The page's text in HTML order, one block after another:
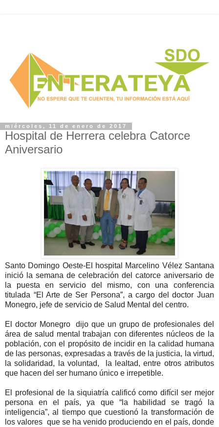
miércoles, 11 de enero de 2017
Hospital de Herrera celebra Catorce
Aniversario
Santo Domingo Oeste-El hospital Marcelino Vélez Santana
inició la semana de celebración del catorce aniversario de
la puesta en servicio del mismo, con una conferencia
titulada “El Arte de Ser Persona”, a cargo del doctor Juan
Monegro, jefe de servicio de Salud Mental del centro.
El doctor Monegro dijo que un grupo de profesionales del
área de salud mental trabajan con diferentes núcleos de la
población, con el propósito de incidir en la calidad humana
de las personas, expresadas a través de la justicia, la virtud,
la solidaridad, la voluntad, la lealtad, entre otros atributos
que hacen del ser humano único e irrepetible.
El profesional de la siquiatría calificó como difícil ser mejor
persona en el país, ya que “la habilidad se tragó la
inteligencia”, al tiempo que cuestionó la transformación de
los valores que se ha venido produciendo en el país, donde